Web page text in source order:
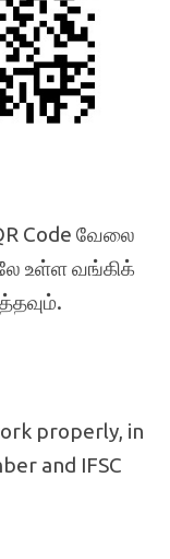
Code வேலை
உள்ள வங்கிக்
properly, in
and IFSC